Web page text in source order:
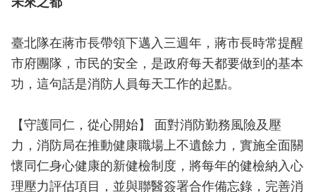
載
專
區
力
園
地
政
臺北隊在蔣市長帶領下邁入三週年，蔣市長時常提醒
市府團隊，市民的安全，是政府每天都要做到的基本
功，這句話是消防人員每天工作的起點。
【守護同仁，從心開始】 面對消防勤務風險及壓
力，消防局在推動健康職場上不遺餘力，實施全面關
懷同仁身心健康的新健檢制度，將每年的健檢納入心
理壓力評估項目，並與聯醫簽署合作備忘錄，完善消